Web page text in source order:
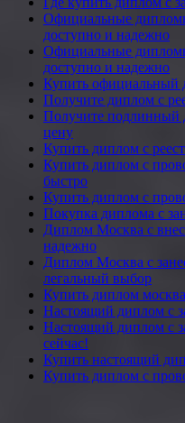
Официальные
доступно и надежно
Официальные
доступно и надежно
Купить официальный
Получите диплом с
Получите подлинный
цену
Купить диплом с
Купить диплом с
быстро
Купить диплом с
Покупка диплома с
Диплом Москва с
надежно
Диплом Москва с
легальный выбор
Купить диплом
Настоящий диплом с
Настоящий диплом с
сейчас!
Купить настоящий
Купить диплом с